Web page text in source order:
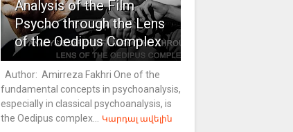
Analysis of the Film
Psycho through the Lens
of the Oedipus Complex
Author: Amirreza Fakhri One of the
fundamental concepts in psychoanalysis,
especially in classical psychoanalysis, is
the Oedipus complex...
Կարդալ ավելին